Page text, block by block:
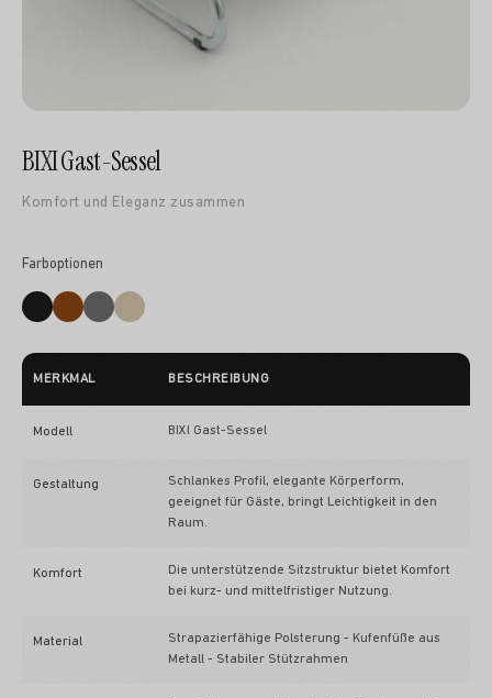
BIXI Gast-Sessel
Komfort und Eleganz zusammen
Farboptionen
MERKMAL BESCHREIBUNG
Modell BIXI Gast-Sessel
Gestaltung
Schlankes Profil, elegante Körperform,
geeignet für Gäste, bringt Leichtigkeit in den
Raum.
Komfort
Die unterstützende Sitzstruktur bietet Komfort
bei kurz- und mittelfristiger Nutzung.
Material
Strapazierfähige Polsterung - Kufenfüße aus
Metall - Stabiler Stützrahmen